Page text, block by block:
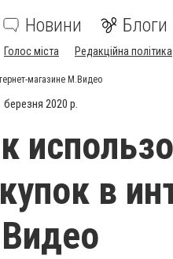
Новини Блоги
Голос міста Редакційна політика
магазине М.Видео
березня 2020 р.
в